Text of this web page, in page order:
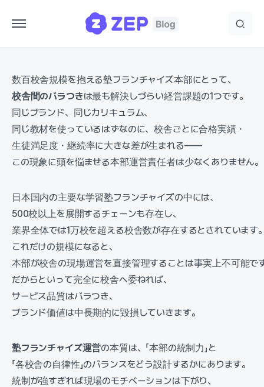
数百校舎規模を抱える塾フランチャイズ本部にとって、
校舎間のバラつきは最も解決しづらい経営課題の1つです。
同じブランド、同じカリキュラム、
同じ教材を使っているはずなのに、校舎ごとに合格実績・
生徒満足度・継続率に大きな差が生まれる——
この現象に頭を悩ませる本部運営責任者は少なくありません。
日本国内の主要な学習塾フランチャイズの中には、
500校以上を展開するチェーンも存在し、
業界全体では1万校を超える校舎数が存在するとされています
これだけの規模になると、
本部が校舎の現場運営を直接管理することは事実上不可能で
だからといって完全に校舎へ委ねれば、
サービス品質はバラつき、
ブランド価値は中長期的に毀損していきます。
塾フランチャイズ運営の本質は、「本部の統制力」と
「各校舎の自律性」のバランスをどう設計するかにあります。
統制が強すぎれば現場のモチベーションは下がり、